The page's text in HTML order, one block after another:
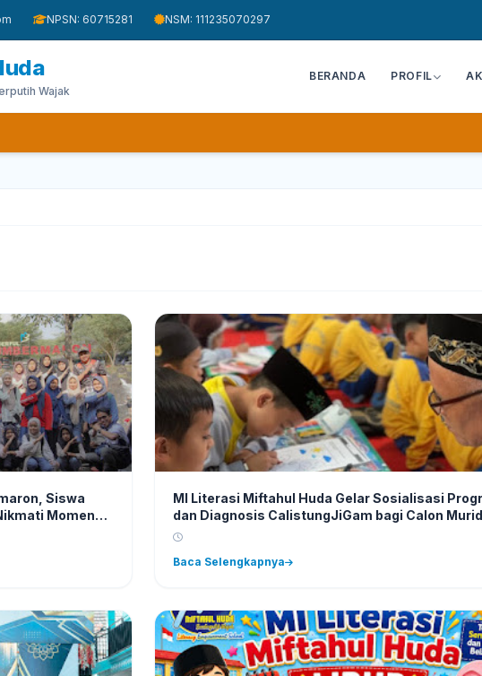
NPSN: 60715281 NSM: 111235070297
Wajak
BERANDA PROFIL
Siswa
Momen
MI Literasi Miftahul Huda Gelar Sosialisasi
dan Diagnosis CalistungJiGam bagi Calon Murid
Baru
Baca Selengkapnya